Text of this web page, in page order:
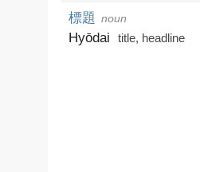
標題 noun
Hyōdai title, headline